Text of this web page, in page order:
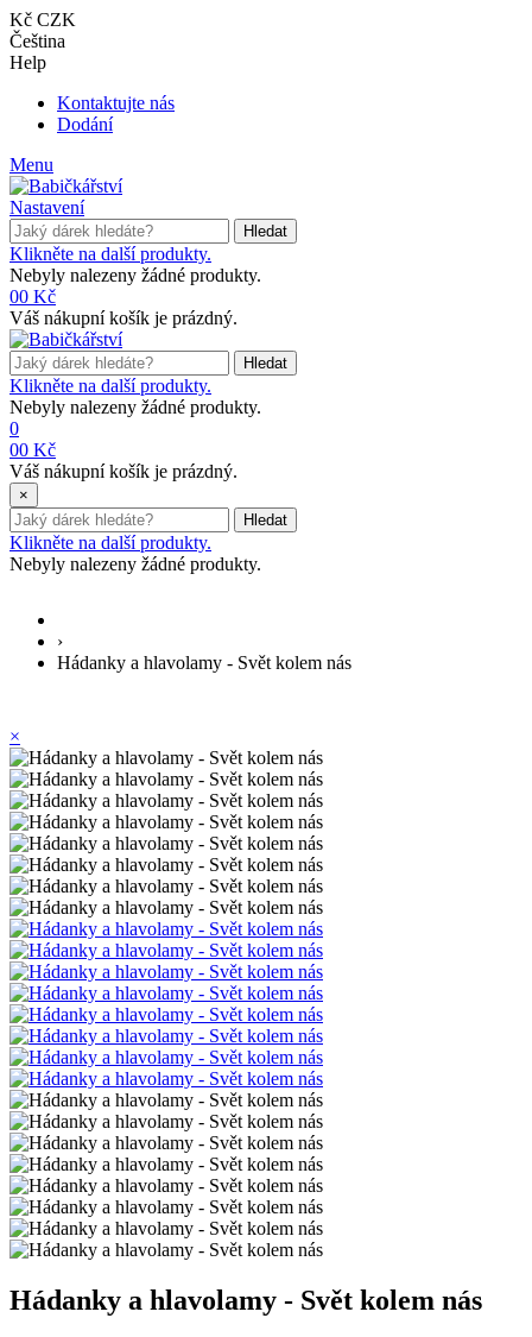
Kč CZK
Čeština
Help
Kontaktujte nás
Dodání
Menu
Nastavení
Hledat
Klikněte na další produkty.
Nebyly nalezeny žádné produkty.
00 Kč
Váš nákupní košík je prázdný.
Hledat
Klikněte na další produkty.
Nebyly nalezeny žádné produkty.
0
00 Kč
Váš nákupní košík je prázdný.
×
Hledat
Klikněte na další produkty.
Nebyly nalezeny žádné produkty.
›
Hádanky a hlavolamy - Svět kolem nás
×
Hádanky a hlavolamy - Svět kolem nás